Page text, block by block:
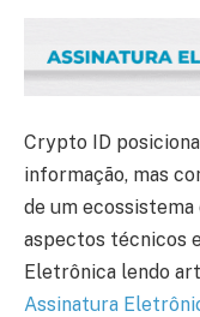
Crypto ID
informação, mas
de um
aspectos técnicos
Eletrônica lendo
Assinatura